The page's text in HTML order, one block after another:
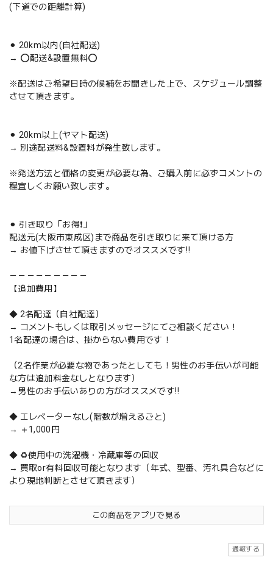
(下道での距離計算)
⚫︎ 20km以内(自社配送)
→ ⭕️配送&設置無料⭕️
※配送はご希望日時の候補をお聞きした上で、スケジュール調整
させて頂きます。
⚫︎ 20km以上(ヤマト配送)
→ 別途配送料&設置料が発生致します。
※発送方法と価格の変更が必要な為、ご購入前に必ずコメントの
程宜しくお願い致します。
⚫︎ 引き取り「お得❗️」
配送元(大阪市東成区)まで商品を引き取りに来て頂ける方
→ お値下げさせて頂きますのでオススメです‼️
－－－－－－－－－
【追加費用】
◆ 2名配達（自社配達）
→ コメントもしくは取引メッセージにてご相談ください！
1名配達の場合は、掛からない費用です！
（2名作業が必要な物であったとしても！男性のお手伝いが可能
な方は追加料金なしとなります）
→男性のお手伝いありの方がオススメです‼️
◆ エレベーターなし(階数が増えるごと)
→ ＋1,000円
◆ ♻️使用中の洗濯機・冷蔵庫等の回収
→ 買取or有料回収可能となります（年式、型番、汚れ具合などに
より現地判断とさせて頂きます）
この商品をアプリで見る
通報する